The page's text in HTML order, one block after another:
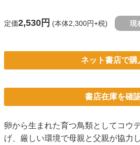
定価2,530円 (本体2,300円+税) 現
ネット書店で購
書店在庫を確
卵から生まれた育つ鳥類としてコウ
げ、厳しい環境で母親と父親が協力